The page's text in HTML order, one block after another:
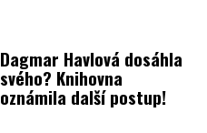
Dagmar Havlová dosáhla
svého? Knihovna
oznámila další postup!